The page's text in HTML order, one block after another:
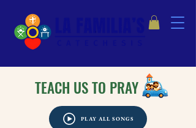
TEACH US TO PRAY
PLAY ALL SONGS